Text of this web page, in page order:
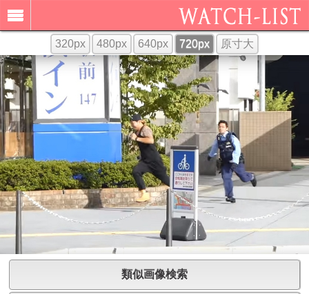
320px 480px 640px 720px 原寸大
類似画像検索